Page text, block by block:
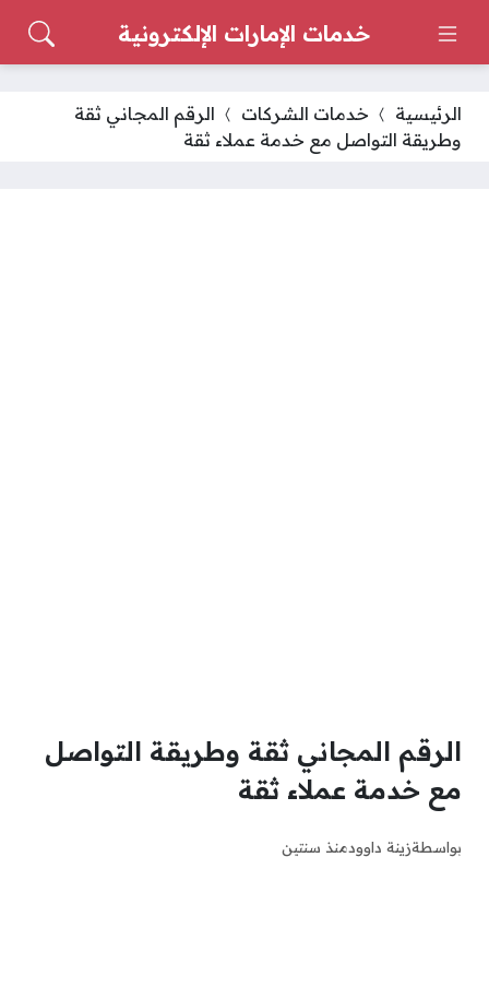
خدمات الإمارات الإلكترونية
الرئيسية خدمات الشركات
الرقم المجاني ثقة
وطريقة التواصل مع خدمة عملاء ثقة
الرقم المجاني ثقة وطريقة التواصل
مع خدمة عملاء ثقة
بواسطةزينة داوودمنذ سنتين